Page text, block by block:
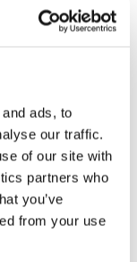
ads, to
our traffic.
of our site with
partners who
you’ve
from your use